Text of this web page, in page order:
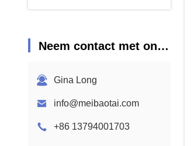
Neem contact met ons op
Gina Long
info@meibaotai.com
+86 13794001703